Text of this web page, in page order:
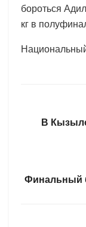
бороться
кг в
В
Финальный